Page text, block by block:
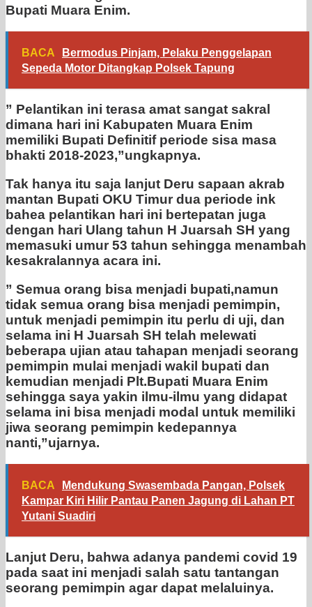
Bupati Muara Enim.
BACA
Bermodus Pinjam, Pelaku Penggelapan
Sepeda Motor Ditangkap Polsek Tapung
” Pelantikan ini terasa amat sangat sakral
dimana hari ini Kabupaten Muara Enim
memiliki Bupati Definitif periode sisa masa
bhakti 2018-2023,”ungkapnya.
Tak hanya itu saja lanjut Deru sapaan akrab
mantan Bupati OKU Timur dua periode ink
bahea pelantikan hari ini bertepatan juga
dengan hari Ulang tahun H Juarsah SH yang
memasuki umur 53 tahun sehingga menambah
kesakralannya acara ini.
” Semua orang bisa menjadi bupati,namun
tidak semua orang bisa menjadi pemimpin,
untuk menjadi pemimpin itu perlu di uji, dan
selama ini H Juarsah SH telah melewati
beberapa ujian atau tahapan menjadi seorang
pemimpin mulai menjadi wakil bupati dan
kemudian menjadi Plt.Bupati Muara Enim
sehingga saya yakin ilmu-ilmu yang didapat
selama ini bisa menjadi modal untuk memiliki
jiwa seorang pemimpin kedepannya
nanti,”ujarnya.
BACA
Mendukung Swasembada Pangan, Polsek
Kampar Kiri Hilir Pantau Panen Jagung di Lahan PT
Yutani Suadiri
Lanjut Deru, bahwa adanya pandemi covid 19
pada saat ini menjadi salah satu tantangan
seorang pemimpin agar dapat melaluinya.